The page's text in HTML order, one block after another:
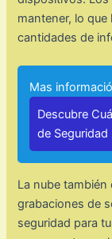
mantener, lo que
cantidades de
Mas
Descubre
de Seguridad
La nube
grabaciones de
seguridad para